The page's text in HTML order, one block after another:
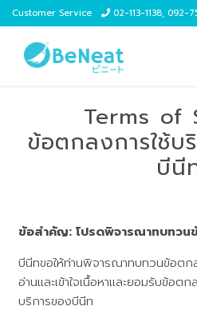
Customer Service 02-113-1138, 092-
Terms of
ข้อตกลงการใช้บ
บีนี
ข้อสำคัญ: โปรดพิจารณาทบทวน
บีนีทขอให้ท่านพิจารณาทบทวนข้อตก
อ่านและเข้าใจเนื้อหาและยอมรับข้อต
บริการของบีนีท